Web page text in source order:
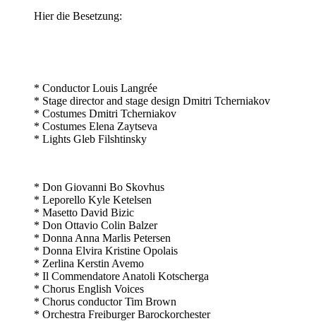
Hier die Besetzung:
* Conductor Louis Langrée
* Stage director and stage design Dmitri Tcherniakov
* Costumes Dmitri Tcherniakov
* Costumes Elena Zaytseva
* Lights Gleb Filshtinsky
* Don Giovanni Bo Skovhus
* Leporello Kyle Ketelsen
* Masetto David Bizic
* Don Ottavio Colin Balzer
* Donna Anna Marlis Petersen
* Donna Elvira Kristine Opolais
* Zerlina Kerstin Avemo
* Il Commendatore Anatoli Kotscherga
* Chorus English Voices
* Chorus conductor Tim Brown
* Orchestra Freiburger Barockorchester